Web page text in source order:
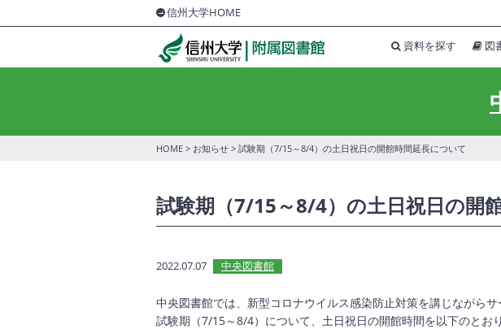
信州大学HOME
資料を探す 図
HOME > お知らせ > 試験期（7/15～8/4）の土日祝日の開館時間延長について
試験期（7/15～8/4）の土日祝日の開
2022.07.07 中央図書館
中央図書館では、新型コロナウイルス感染防止対策を講じながらサ
試験期（7/15～8/4）について、 土日祝日の開館時間を以下のとお